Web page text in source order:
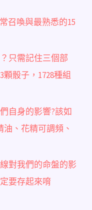
召喚與最熟悉的15
只需記住三個部
骰子，1728種組
自身的影響?該如
、花精可調頻、
對我們的命盤的影
要存起來唷